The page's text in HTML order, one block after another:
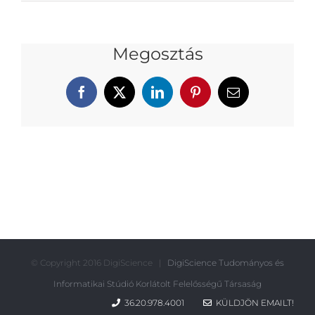
Megosztás
Facebook
X LinkedInPinterestEmail:
© Copyright 2016 DigiScience | DigiScience Tudományos és
Informatikai Stúdió Korlátolt Felelősségű Társaság
36.20.978.4001
KÜLDJÖN EMAILT!